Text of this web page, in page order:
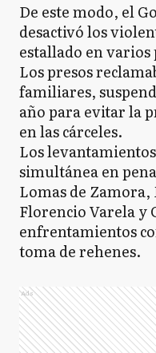
De este modo, el
desactivó los
estallado en varios
Los presos
familiares,
año para evitar la
en las cárceles.
Los
simultánea en
Lomas de
Florencio Varela y
enfrentamientos
toma de rehenes.
Ads